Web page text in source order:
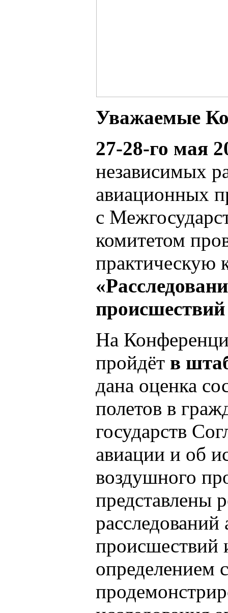
Уважаемые
27-28-го мая
независимых
авиационных
с
комитетом
практическую
На
пройдёт в
дана оценка
полетов в
государств
авиации и об
воздушного
представлены
происшествий
определением